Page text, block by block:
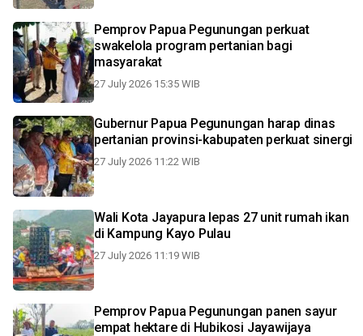
Pemprov Papua Pegunungan perkuat
swakelola program pertanian bagi
masyarakat
27 July 2026 15:35 WIB
Gubernur Papua Pegunungan harap dinas
pertanian provinsi-kabupaten perkuat sinergi
27 July 2026 11:22 WIB
Wali Kota Jayapura lepas 27 unit rumah ikan
di Kampung Kayo Pulau
27 July 2026 11:19 WIB
Pemprov Papua Pegunungan panen sayur
empat hektare di Hubikosi Jayawijaya